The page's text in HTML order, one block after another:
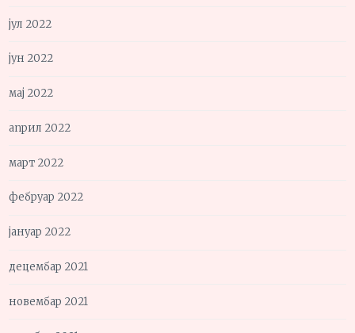
јул 2022
јун 2022
мај 2022
април 2022
март 2022
фебруар 2022
јануар 2022
децембар 2021
новембар 2021